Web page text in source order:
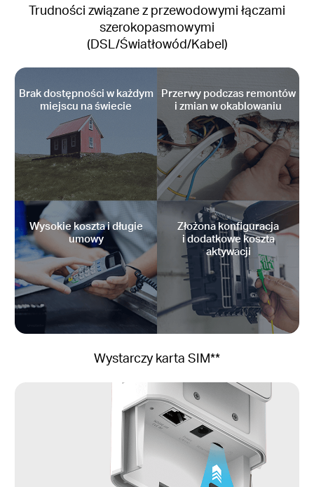
Trudności związane z przewodowymi łączami
szerokopasmowymi
(DSL/Światłowód/Kabel)
Brak dostępności w każdym
miejscu na świecie
Przerwy podczas remontów
i zmian w okablowaniu
Wysokie koszta i długie
umowy
Złożona konfiguracja
i dodatkowe koszta
aktywacji
Wystarczy karta SIM**